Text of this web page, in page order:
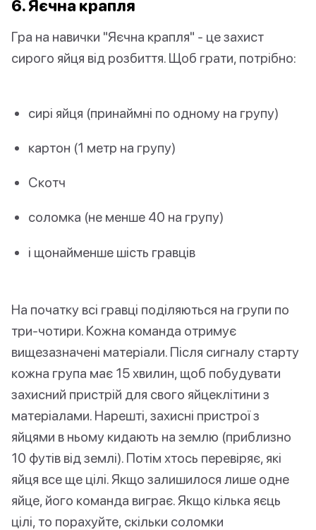
6. Яєчна крапля
Гра на навички "Яєчна крапля" - це захист
сирого яйця від розбиття. Щоб грати, потрібно:
сирі яйця (принаймні по одному на групу)
картон (1 метр на групу)
Скотч
соломка (не менше 40 на групу)
і щонайменше шість гравців
На початку всі гравці поділяються на групи по
три-чотири. Кожна команда отримує
вищезазначені матеріали. Після сигналу старту
кожна група має 15 хвилин, щоб побудувати
захисний пристрій для свого яйцеклітини з
матеріалами. Нарешті, захисні пристрої з
яйцями в ньому кидають на землю (приблизно
10 футів від землі). Потім хтось перевіряє, які
яйця все ще цілі. Якщо залишилося лише одне
яйце, його команда виграє. Якщо кілька яєць
цілі, то порахуйте, скільки соломки